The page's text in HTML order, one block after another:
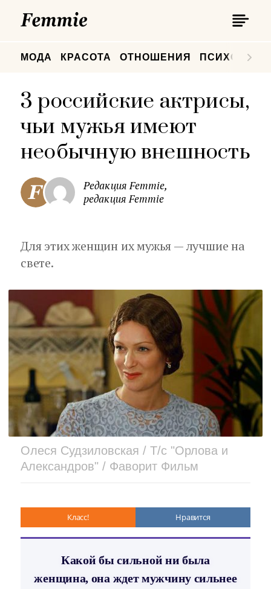
МОДА КРАСОТА ОТНОШЕНИЯ
3 российские актрисы,
чьи мужья имеют
необычную внешность
Редакция Femmie,
редакция Femmie
Для этих женщин их мужья — лучшие на
свете.
Олеся Судзиловская / Т/с "Орлова и
Александров" / Фаворит Фильм
Класс! Нравится
Какой бы сильной ни была
женщина, она ждет мужчину сильнее